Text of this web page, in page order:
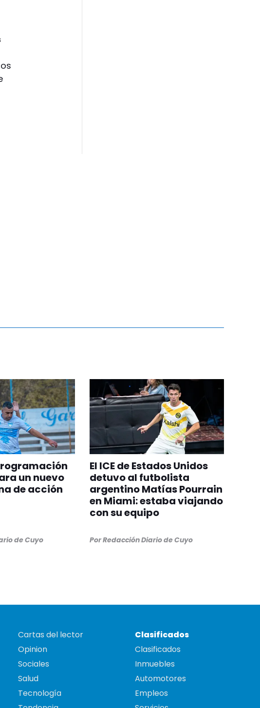
un nuevo
de acción
de Cuyo
El ICE de Estados Unidos
detuvo al futbolista
argentino Matías Pourrain
en Miami: estaba viajando
con su equipo
PorRedacción Diario de Cuyo
Cartas del lector
Opinion
Sociales
Salud
Tecnología
Clasificados
Clasificados
Inmuebles
Automotores
Empleos